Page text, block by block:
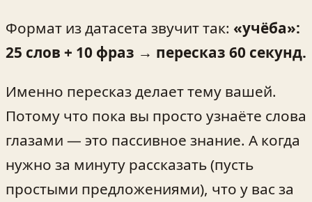
Формат из датасета звучит так: «учёба»:
25 слов + 10 фраз → пересказ 60 секунд.
Именно пересказ делает тему вашей.
Потому что пока вы просто узнаёте слова
глазами — это пассивное знание. А когда
нужно за минуту рассказать (пусть
простыми предложениями), что у вас за